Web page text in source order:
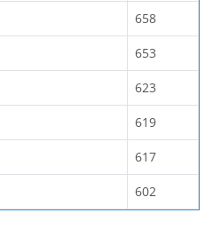
658
653
623
619
617
602